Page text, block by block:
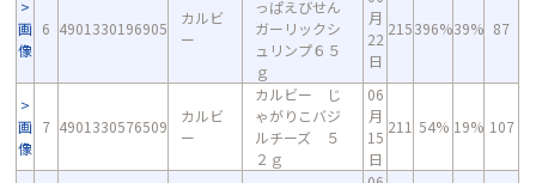
画
像
6 4901330196905
カルビ
ー
っぱえびせん
ガーリックシ
ュリンプ６５
ｇ
月
22
日
215396%39% 87
画
像
7 4901330576509
カルビ
ー
カルビー じ
ゃがりこバジ
ルチーズ ５
２ｇ
06
月
15
日
211 54% 19% 107